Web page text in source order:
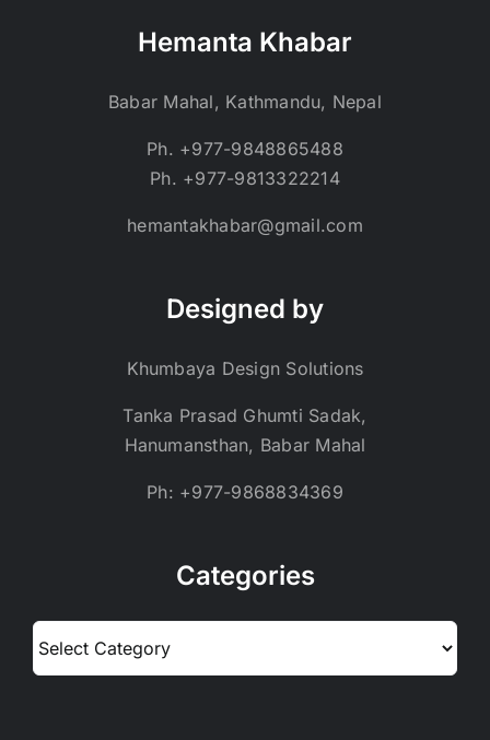
Hemanta Khabar
Babar Mahal, Kathmandu, Nepal
Ph. +977-9848865488
Ph. +977-9813322214
hemantakhabar@gmail.com
Designed by
Khumbaya Design Solutions
Tanka Prasad Ghumti Sadak,
Hanumansthan, Babar Mahal
Ph: +977-9868834369
Categories